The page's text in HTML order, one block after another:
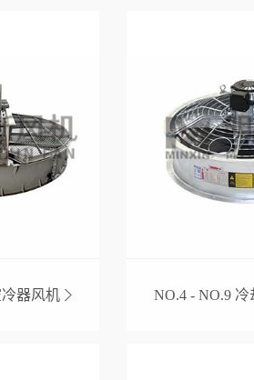
器风机